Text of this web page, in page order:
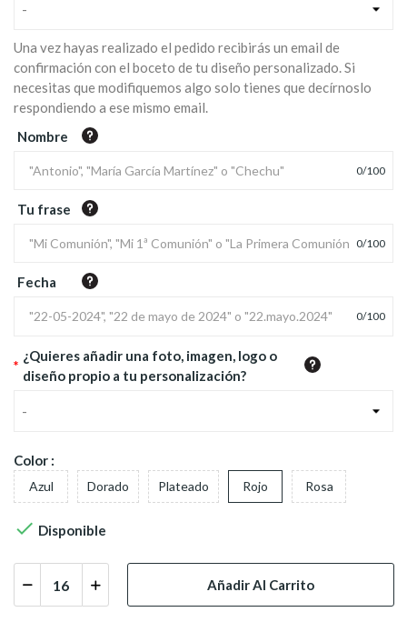
-
Una vez hayas realizado el pedido recibirás un email de
confirmación con el boceto de tu diseño personalizado. Si
necesitas que modifiquemos algo solo tienes que decírnoslo
respondiendo a ese mismo email.
Nombre
0/100
Tu frase
0/100
Fecha
0/100
*
¿Quieres añadir una foto, imagen, logo o
diseño propio a tu personalización?
-
Color :
Azul Dorado Plateado Rojo Rosa
 Disponible
Añadir Al Carrito